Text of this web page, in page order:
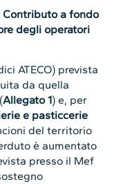
Contributo a fondo
degli operatori
ATECO) prevista
da quella
Allegato 1) e, per
e pasticcerie
del territorio
è aumentato
presso il Mef